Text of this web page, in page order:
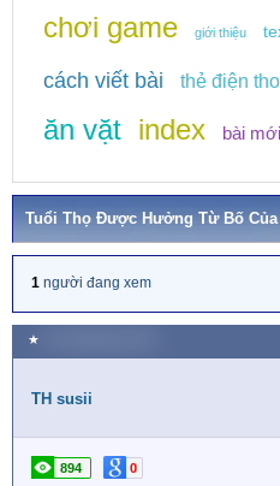
chơi game giới thiệu
cách viết bài thẻ điện
ăn vặt index bài mới
Tuổi Thọ Được Hưởng Từ Bố
1 người đang xem
★
TH susii
894 0